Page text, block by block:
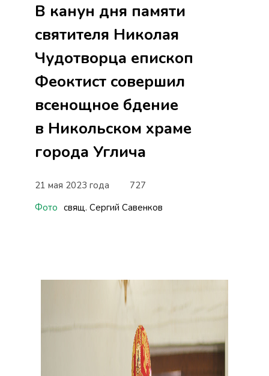
В канун дня памяти
святителя Николая
Чудотворца епископ
Феоктист совершил
всенощное бдение
в Никольском храме
города Углича
21 мая 2023 года
727
Фото свящ. Сергий Савенков